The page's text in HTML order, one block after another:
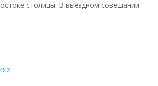
столицы. В выездном совещании